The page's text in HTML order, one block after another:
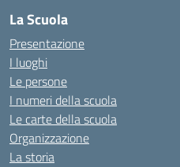
La Scuola
Presentazione
I luoghi
Le persone
I numeri della scuola
Le carte della scuola
Organizzazione
La storia